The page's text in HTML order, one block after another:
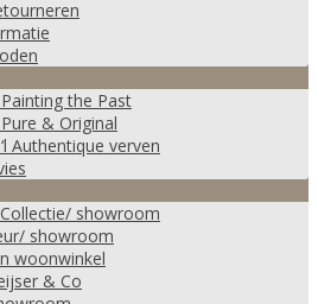
the Past
& Original
Authentique verven
showroom
showroom
woonwinkel
& Co